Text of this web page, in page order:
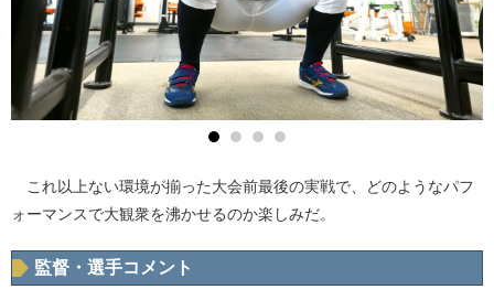
これ以上ない環境が揃った大会前最後の実戦で、どのようなパフ
ォーマンスで大観衆を沸かせるのか楽しみだ。
監督・選手コメント